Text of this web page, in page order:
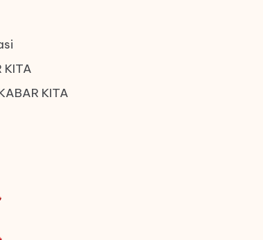
KITA
KITA